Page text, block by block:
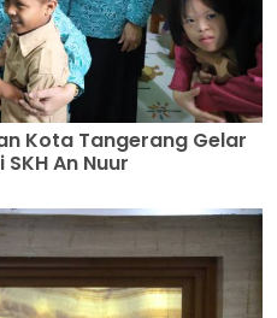
Kota Tangerang Gelar
An Nuur